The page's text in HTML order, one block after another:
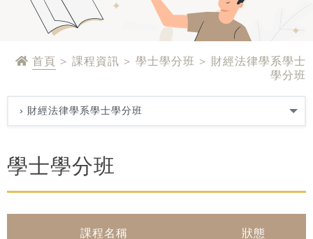
首頁 > 課程資訊 > 學士學分班 > 財經法律學系學士
學分班
學士學分班
課程名稱 狀態